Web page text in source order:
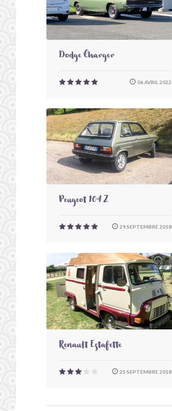
Dodge Charger
06 AVRIL 2022
Peugeot 104 Z
29 SEPTEMBRE 2018
Renault Estafette
25 SEPTEMBRE 2018